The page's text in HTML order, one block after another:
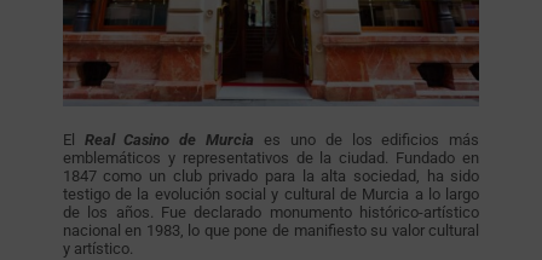
El Real Casino de Murcia es uno de los edificios más
emblemáticos y representativos de la ciudad. Fundado en
1847 como un club privado para la alta sociedad, ha sido
testigo de la evolución social y cultural de Murcia a lo largo
de los años. Fue declarado monumento histórico-artístico
nacional en 1983, lo que pone de manifiesto su valor cultural
y artístico.